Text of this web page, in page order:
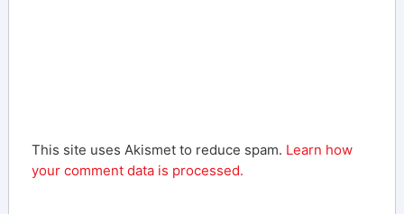
This site uses Akismet to reduce spam. Learn how
your comment data is processed.